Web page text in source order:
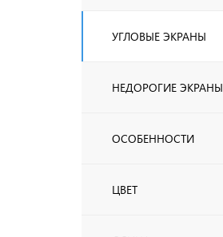
УГЛОВЫЕ ЭКРАНЫ
НЕДОРОГИЕ ЭКРАНЫ
ОСОБЕННОСТИ
ЦВЕТ